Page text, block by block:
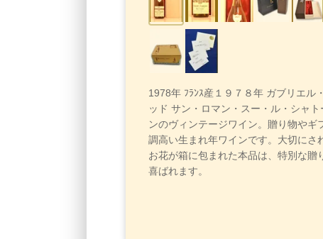
1978年 ﾌﾗﾝｽ産１９７８年 ガブリエル
ッド サン・ロマン・スー・ル・シャ
ンのヴィンテージワイン。贈り物やギ
調高い生まれ年ワインです。大切にさ
お花が箱に包まれた本品は、特別な贈
喜ばれます。